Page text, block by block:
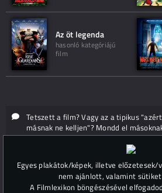
Az öt legenda
hasonló kategóriájú
film
Tetszett a film? Vagy az a tipikus
másnak ne kelljen"? Mondd el
Hozzászólások (
Egyes plakátok/képek, illetve előzetesek/
nem ajánlott, valamint
A Filmlexikon böngészésével